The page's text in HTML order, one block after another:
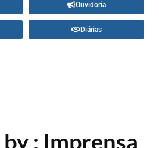
Ouvidoria
Diárias
: Imprensa